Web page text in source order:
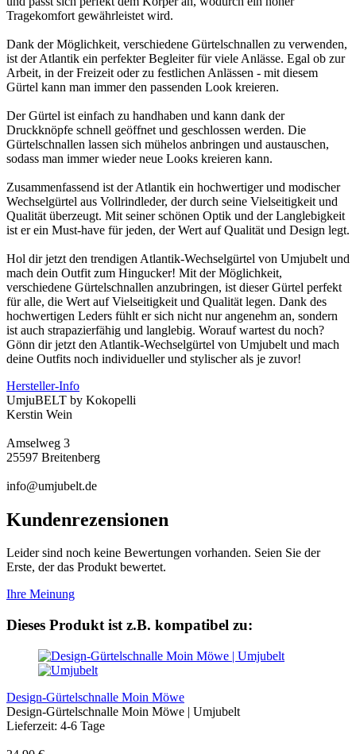
Tragekomfort gewährleistet wird.
Dank der Möglichkeit, verschiedene Gürtelschnallen zu verwenden,
ist der Atlantik ein perfekter Begleiter für viele Anlässe. Egal ob zur
Arbeit, in der Freizeit oder zu festlichen Anlässen - mit diesem
Gürtel kann man immer den passenden Look kreieren.
Der Gürtel ist einfach zu handhaben und kann dank der
Druckknöpfe schnell geöffnet und geschlossen werden. Die
Gürtelschnallen lassen sich mühelos anbringen und austauschen,
sodass man immer wieder neue Looks kreieren kann.
Zusammenfassend ist der Atlantik ein hochwertiger und modischer
Wechselgürtel aus Vollrindleder, der durch seine Vielseitigkeit und
Qualität überzeugt. Mit seiner schönen Optik und der Langlebigkeit
ist er ein Must-have für jeden, der Wert auf Qualität und Design legt.
Hol dir jetzt den trendigen Atlantik-Wechselgürtel von Umjubelt und
mach dein Outfit zum Hingucker! Mit der Möglichkeit,
verschiedene Gürtelschnallen anzubringen, ist dieser Gürtel perfekt
für alle, die Wert auf Vielseitigkeit und Qualität legen. Dank des
hochwertigen Leders fühlt er sich nicht nur angenehm an, sondern
ist auch strapazierfähig und langlebig. Worauf wartest du noch?
Gönn dir jetzt den Atlantik-Wechselgürtel von Umjubelt und mach
deine Outfits noch individueller und stylischer als je zuvor!
Hersteller-Info
UmjuBELT by Kokopelli
Kerstin Wein
Amselweg 3
25597 Breitenberg
info@umjubelt.de
Kundenrezensionen
Leider sind noch keine Bewertungen vorhanden. Seien Sie der
Erste, der das Produkt bewertet.
Ihre Meinung
Dieses Produkt ist z.B. kompatibel zu:
Design-Gürtelschnalle Moin Möwe
Design-Gürtelschnalle Moin Möwe | Umjubelt
Lieferzeit: 4-6 Tage